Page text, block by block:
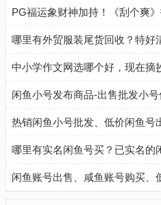
PG福运象财神加持！《刮个爽
哪里有外贸服装尾货回收？特好
中小学作文网选哪个好，现在摘
闲鱼小号发布商品-出售批发小
热销闲鱼小号批发、低价闲鱼号
哪里有实名闲鱼号买？已实名的